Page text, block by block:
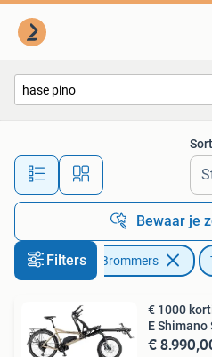
Alle
Bewaar je
Filters
Fietsen en Brommers
€ 1000
E Shimano
€